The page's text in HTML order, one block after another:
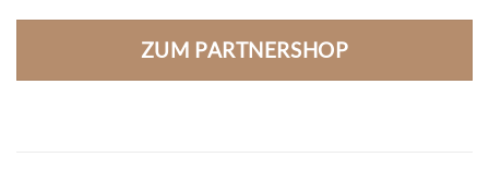
ZUM PARTNERSHOP